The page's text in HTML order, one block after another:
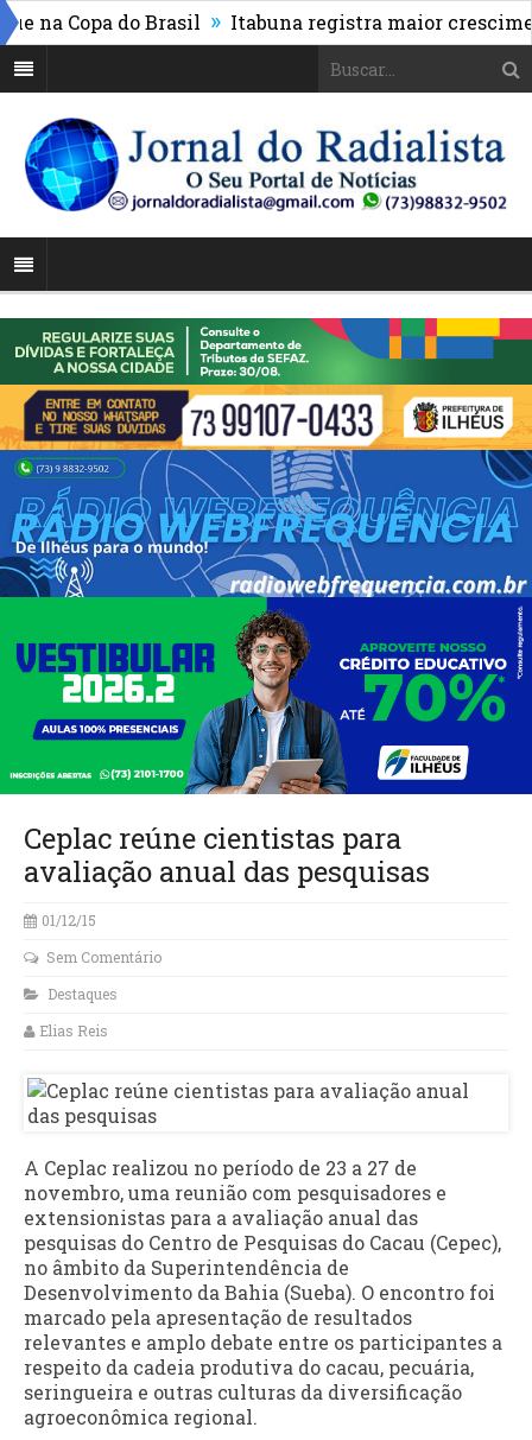
Copa do Brasil » Itabuna registra maior crescimento
Ceplac reúne cientistas para
avaliação anual das pesquisas
01/12/15
Sem Comentário
Destaques
Elias Reis
A Ceplac realizou no período de 23 a 27 de
novembro, uma reunião com pesquisadores e
extensionistas para a avaliação anual das
pesquisas do Centro de Pesquisas do Cacau (Cepec),
no âmbito da Superintendência de
Desenvolvimento da Bahia (Sueba). O encontro foi
marcado pela apresentação de resultados
relevantes e amplo debate entre os participantes a
respeito da cadeia produtiva do cacau, pecuária,
seringueira e outras culturas da diversificação
agroeconômica regional.